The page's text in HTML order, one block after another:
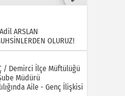
Şube Müdürü
Aile - Genç İlişkisi
Ahmet İNCE
ADAM SATILIR!!”